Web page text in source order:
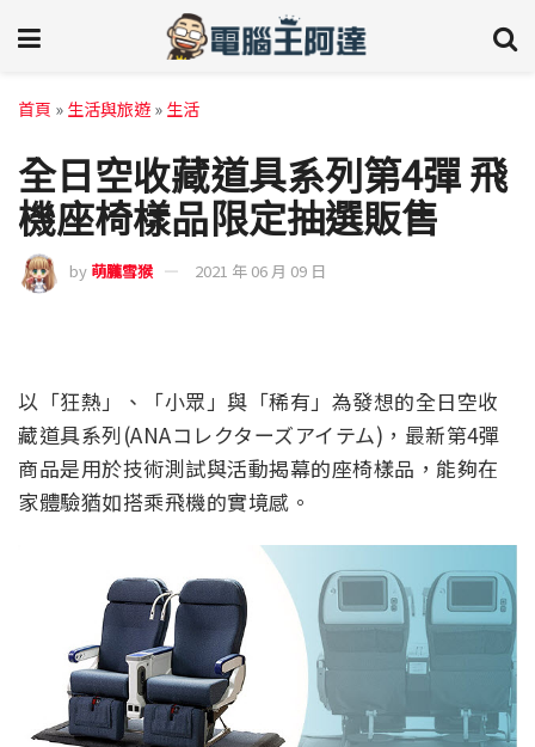
首頁 » 生活與旅遊 » 生活
全日空收藏道具系列第4彈 飛
機座椅樣品限定抽選販售
by 萌朧雪猴 2021 年 06 月 09 日
以「狂熱」、「小眾」與「稀有」為發想的全日空收
藏道具系列(ANAコレクターズアイテム)，最新第4彈
商品是用於技術測試與活動揭幕的座椅樣品，能夠在
家體驗猶如搭乘飛機的實境感。